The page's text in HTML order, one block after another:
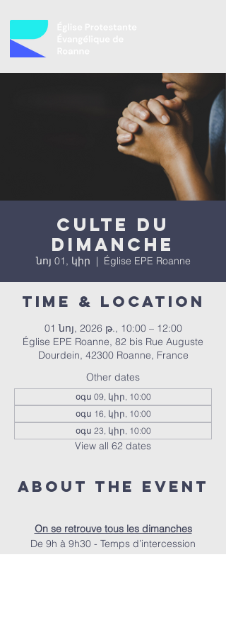
Culte du
dimanche
նոյ 01, կիր
  |
Église EPE Roanne
Time & Location
01 նոյ, 2026 թ., 10:00 – 12:00
Église EPE Roanne, 82 bis Rue Auguste
Dourdein, 42300 Roanne, France
Other dates
օգս 09, կիր, 10:00
օգս 16, կիր, 10:00
օգս 23, կիր, 10:00
View all 62 dates
About the event
On se retrouve tous les dimanches
De 9h à 9h30 - Temps d’intercession